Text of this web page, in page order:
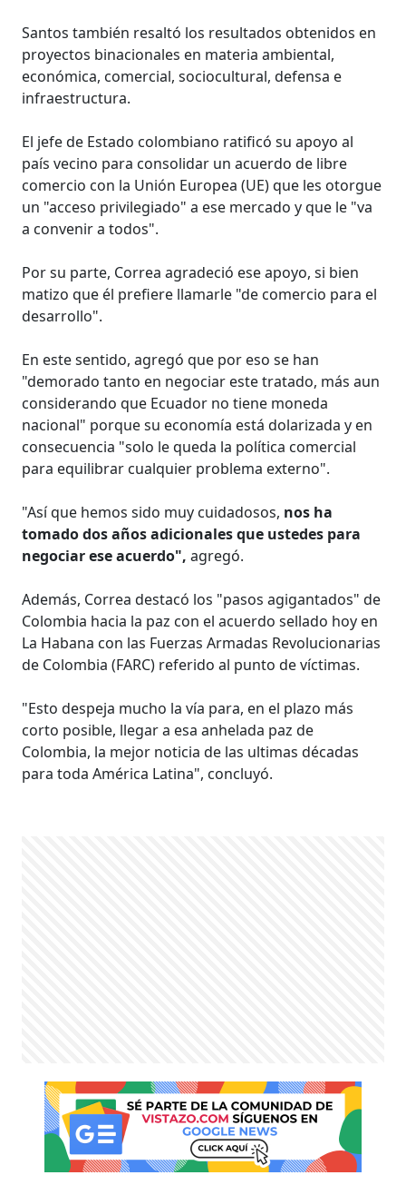
Santos también resaltó los resultados obtenidos en
proyectos binacionales en materia ambiental,
económica, comercial, sociocultural, defensa e
infraestructura.
El jefe de Estado colombiano ratificó su apoyo al
país vecino para consolidar un acuerdo de libre
comercio con la Unión Europea (UE) que les otorgue
un "acceso privilegiado" a ese mercado y que le "va
a convenir a todos".
Por su parte, Correa agradeció ese apoyo, si bien
matizo que él prefiere llamarle "de comercio para el
desarrollo".
En este sentido, agregó que por eso se han
"demorado tanto en negociar este tratado, más aun
considerando que Ecuador no tiene moneda
nacional" porque su economía está dolarizada y en
consecuencia "solo le queda la política comercial
para equilibrar cualquier problema externo".
"Así que hemos sido muy cuidadosos, nos ha
tomado dos años adicionales que ustedes para
negociar ese acuerdo", agregó.
Además, Correa destacó los "pasos agigantados" de
Colombia hacia la paz con el acuerdo sellado hoy en
La Habana con las Fuerzas Armadas Revolucionarias
de Colombia (FARC) referido al punto de víctimas.
"Esto despeja mucho la vía para, en el plazo más
corto posible, llegar a esa anhelada paz de
Colombia, la mejor noticia de las ultimas décadas
para toda América Latina", concluyó.